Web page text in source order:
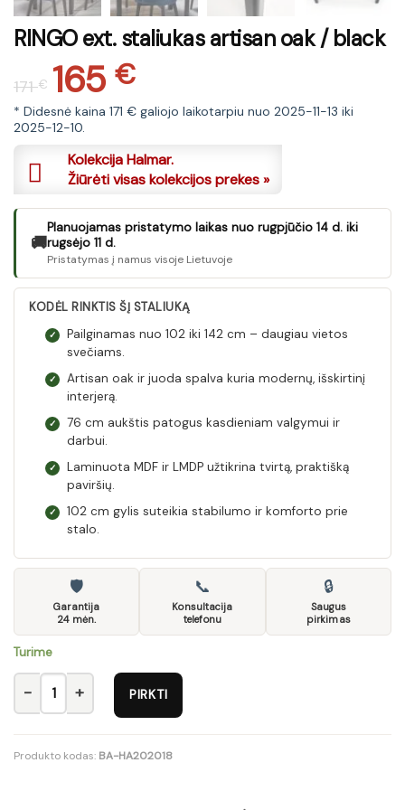
RINGO ext. staliukas artisan oak / black
171€
Original
price
was:
171 €.
165€
Current
price
is:
165 €.
* Didesnė kaina 171 € galiojo laikotarpiu nuo 2025-11-13 iki
2025-12-10.
Kolekcija Halmar.
Žiūrėti visas kolekcijos prekes »
🚚
Planuojamas pristatymo laikas nuo rugpjūčio 14 d. iki
rugsėjo 11 d.
Pristatymas į namus visoje Lietuvoje
KODĖL RINKTIS ŠĮ STALIUKĄ
✓
Pailginamas nuo 102 iki 142 cm – daugiau vietos
svečiams.
✓
Artisan oak ir juoda spalva kuria modernų, išskirtinį
interjerą.
✓
76 cm aukštis patogus kasdieniam valgymui ir
darbui.
✓
Laminuota MDF ir LMDP užtikrina tvirtą, praktišką
paviršių.
✓
102 cm gylis suteikia stabilumo ir komforto prie
stalo.
🛡
Garantija
24 mėn.
📞
Konsultacija
telefonu
🔒
Saugus
pirkimas
Turime
produkto kiekis: RINGO ext. staliukas artisan oak / black
PIRKTI
Produkto kodas: BA-HA202018